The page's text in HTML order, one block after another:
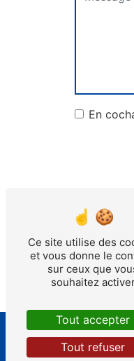
En
** Les
dans le seul
d’introduire
de prise de
Ce site utilise des
et vous donne le
sur ceux que
souhaitez
Tout accepter
Tout refuser